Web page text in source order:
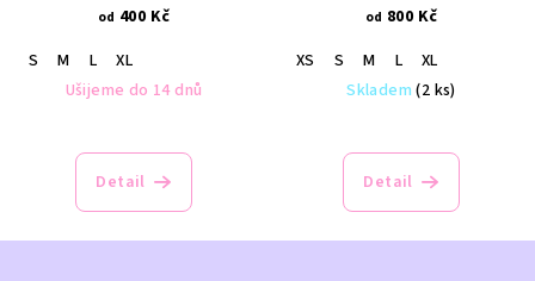
od 400 Kč
S
M L
XL
Ušijeme do 14 dnů
hodnocení
produktu
z
Detail
od 800 Kč
XS
S M L
XL
Skladem(2 ks)
Detail